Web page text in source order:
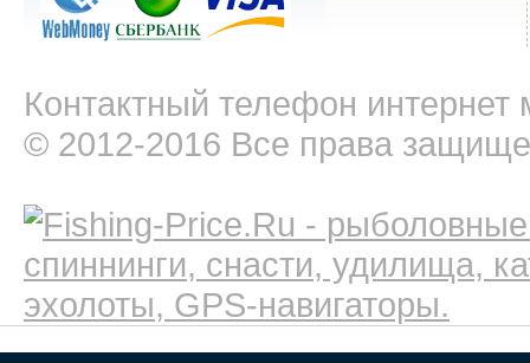
Контактный телефон интернет
© 2012-2016 Все права